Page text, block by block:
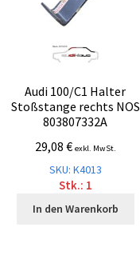
Audi 100/C1 Halter
Stoßstange rechts NOS
803807332A
29,08 € exkl. MwSt.
SKU: K4013
Stk.: 1
In den Warenkorb